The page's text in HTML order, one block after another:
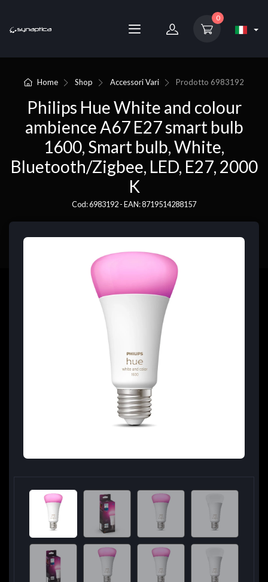
0
Home Shop Accessori Vari Prodotto 6983192
Philips Hue White and colour
ambience A67 E27 smart bulb
1600, Smart bulb, White,
Bluetooth/Zigbee, LED, E27, 2000
K
Cod: 6983192 - EAN: 8719514288157